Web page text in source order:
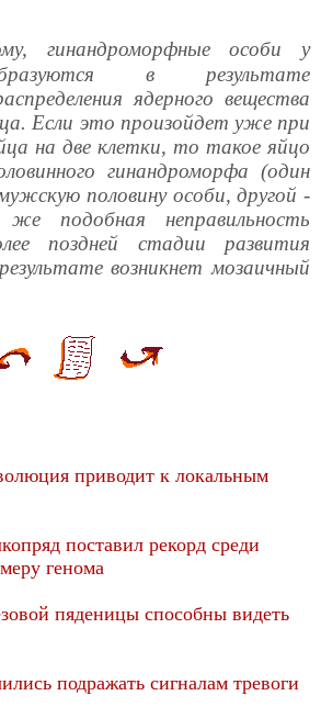
гинандроморфные особи у
в результате
ядерного вещества
Если это произойдет уже при
на две клетки, то такое яйцо
гинандроморфа (один
половину особи, другой -
подобная неправильность
поздней стадии развития
возникнет мозаичный
приводит к локальным
поставил рекорд среди
генома
пяденицы способны видеть
подражать сигналам тревоги